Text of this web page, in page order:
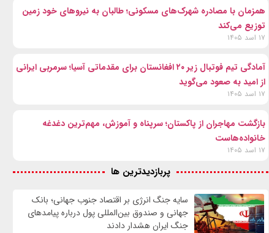
همزمان با مصادره شهرک‌های مسکونی؛ طالبان به نیروهای خود زمین
توزیع می‌کند
۱۷ اسد ۱۴۰۵
آمادگی تیم فوتبال زیر ۲۰ افغانستان برای مقدماتی آسیا؛ سرمربی ایرانی
از امید به صعود می‌گوید
۱۷ اسد ۱۴۰۵
بازگشت مهاجران از پاکستان؛ سرپناه و آموزش، مهم‌ترین دغدغه
خانواده‌هاست
۱۷ اسد ۱۴۰۵
پربازدیدترین ها
سایه جنگ انرژی بر اقتصاد جنوب جهانی؛ بانک
جهانی و صندوق بین‌المللی پول درباره پیامدهای
جنگ ایران هشدار دادند